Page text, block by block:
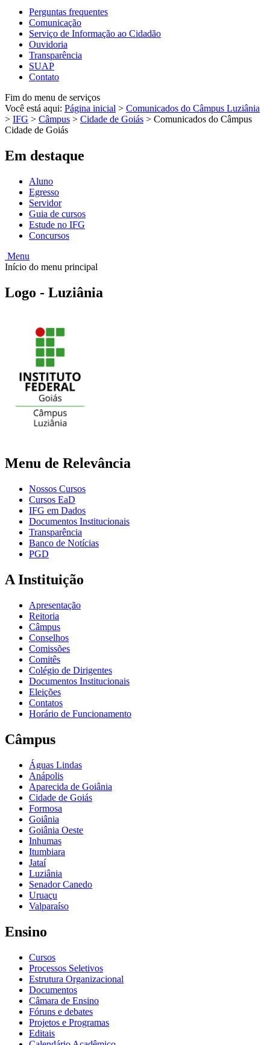
Perguntas frequentes
Comunicação
Serviço de Informação ao Cidadão
Ouvidoria
Transparência
SUAP
Contato
Fim do menu de serviços
Você está aqui: Página inicial > Comunicados do Câmpus Luziânia
> IFG > Câmpus > Cidade de Goiás > Comunicados do Câmpus
Cidade de Goiás
Em destaque
Aluno
Egresso
Servidor
Guia de cursos
Estude no IFG
Concursos
Menu
Início do menu principal
Logo - Luziânia
Menu de Relevância
Nossos Cursos
Cursos EaD
IFG em Dados
Documentos Institucionais
Transparência
Banco de Notícias
PGD
A Instituição
Apresentação
Reitoria
Câmpus
Conselhos
Comissões
Comitês
Colégio de Dirigentes
Documentos Institucionais
Eleições
Contatos
Horário de Funcionamento
Câmpus
Águas Lindas
Anápolis
Aparecida de Goiânia
Cidade de Goiás
Formosa
Goiânia
Goiânia Oeste
Inhumas
Itumbiara
Jataí
Luziânia
Senador Canedo
Uruaçu
Valparaíso
Ensino
Cursos
Processos Seletivos
Estrutura Organizacional
Documentos
Câmara de Ensino
Fóruns e debates
Projetos e Programas
Editais